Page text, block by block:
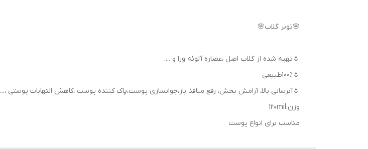
🌸تونر گلاب🌸
🌷تهیه شده از گلاب اصل ،عصاره آلوئه ورا و ....
🌷۱۰۰٪طبیعی
🌷آبرسانی بالا، آرامش بخش، رفع منافذ باز،جوانسازی پوست،پاک کننده پوست ،کاهش التهابات پوستی ،...
وزن:120mil
مناسب برای انواع پوست